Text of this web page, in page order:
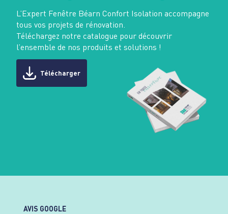
L’Expert Fenêtre Béarn Confort Isolation accompagne
tous vos projets de rénovation.
Téléchargez notre catalogue pour découvrir
l’ensemble de nos produits et solutions !
Télécharger
AVIS GOOGLE